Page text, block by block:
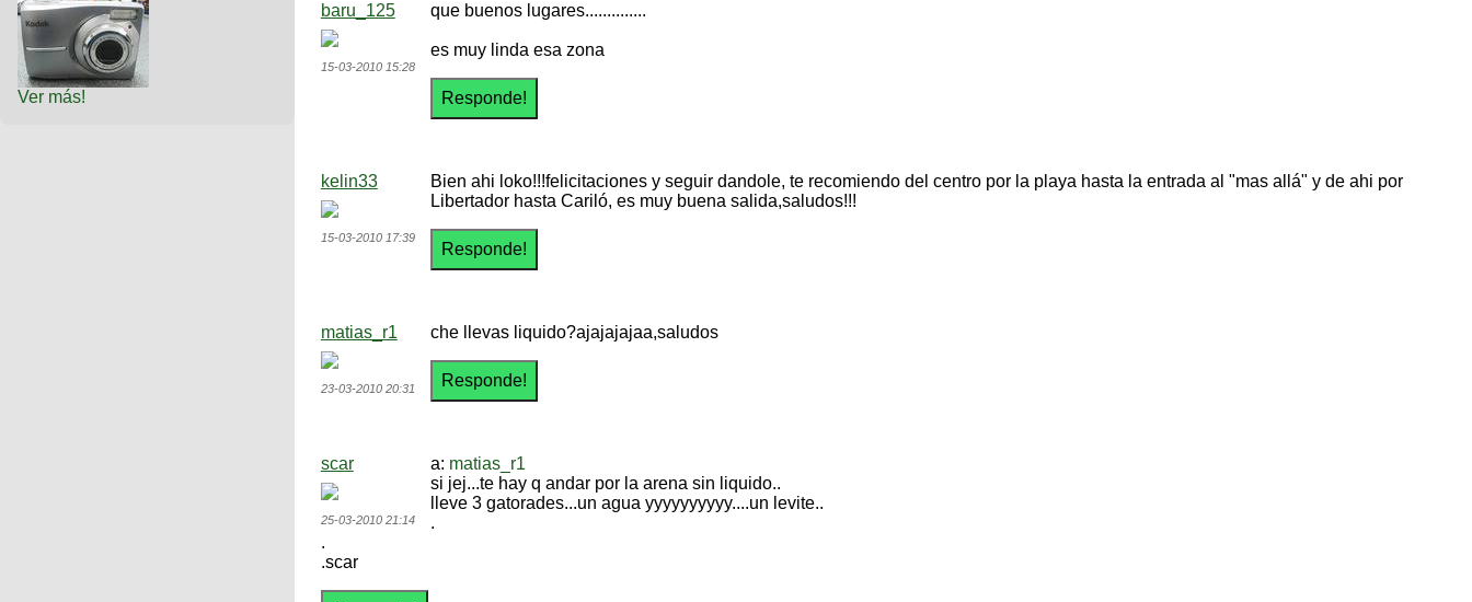
Ver más!
baru_125
15-03-2010 15:28
que buenos lugares..............
es muy linda esa zona
kelin33
15-03-2010 17:39
Bien ahi loko!!!felicitaciones y seguir dandole, te recomiendo del centro por la playa hasta la entrada al "mas allá" y de ahi por
Libertador hasta Cariló, es muy buena salida,saludos!!!
matias_r1
23-03-2010 20:31
che llevas liquido?ajajajajaa,saludos
scar
25-03-2010 21:14
a: matias_r1
si jej...te hay q andar por la arena sin liquido..
lleve 3 gatorades...un agua yyyyyyyyyy....un levite..
.
.
.scar